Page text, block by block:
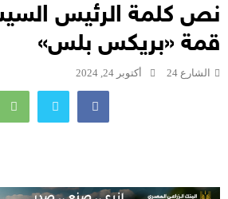
نص كلمة الرئيس
قمة «بريكس بلس»
الشارع 24 أكتوبر 24, 2024